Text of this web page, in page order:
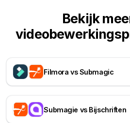
Bekijk
Filmora vs Submagic
Submagie vs Bijschriften